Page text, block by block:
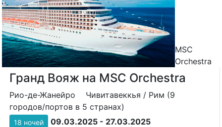
MSC
Orchestra
Гранд Вояж на MSC Orchestra
Рио-де-Жанейро
Чивитавеккья / Рим (9
городов/портов в 5 странах)
18 ночей 09.03.2025 - 27.03.2025